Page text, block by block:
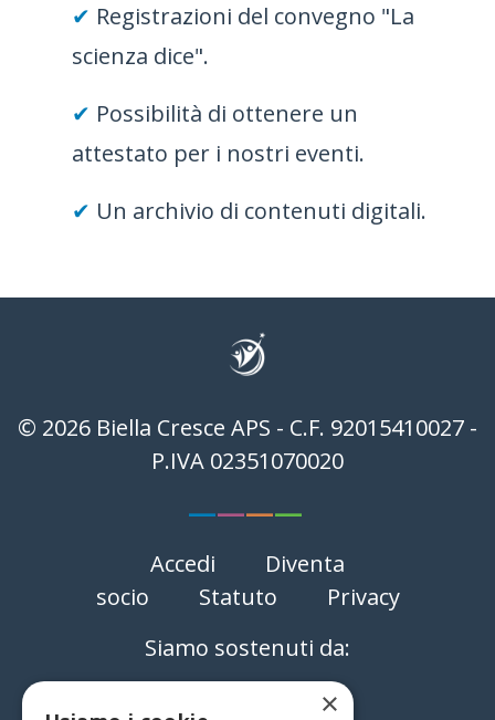
✔︎ Registrazioni del convegno "La
scienza dice".
✔︎ Possibilità di ottenere un
attestato per i nostri eventi.
✔︎ Un archivio di contenuti digitali.
© 2026 Biella Cresce APS - C.F. 92015410027 -
P.IVA 02351070020
————
Accedi
Diventa
socio
Statuto
Privacy
Siamo sostenuti da:
×